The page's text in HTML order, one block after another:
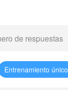
de respuestas
Entrenamiento único